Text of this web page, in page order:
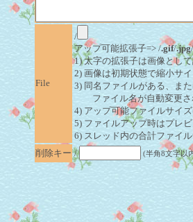
File
/
アップ可能拡張子=> /.gif/.jpg/
1) 太字の拡張子は画像として
2) 画像は初期状態で縮小サ
3) 同名ファイルがある、ま
ファイル名が自動変更さ
4) アップ可能ファイルサイ
5) ファイルアップ時はプレ
6) スレッド内の合計ファイ
削除キー / (半角8文字以